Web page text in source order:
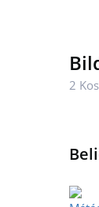
2